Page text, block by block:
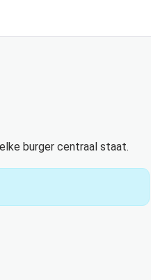
burger centraal staat.